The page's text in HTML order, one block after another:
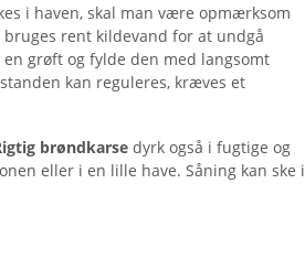
i haven, skal man være opmærksom
rent kildevand for at undgå
grøft og fylde den med langsomt
kan reguleres, kræves et
brøndkarse dyrk også i fugtige og
eller i en lille have. Såning kan ske i